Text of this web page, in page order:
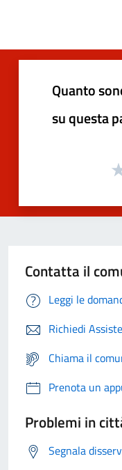
Quanto
su questa
Contatta il
Leggi le
Richiedi
Chiama il
Prenota un
Problemi in
Segnala